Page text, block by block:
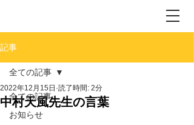
記事
全ての記事
お知らせ
全ての記事
中村天風先生の言葉
2022年12月15日 読了時間: 2分